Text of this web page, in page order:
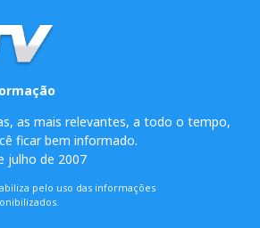
as mais relevantes, a todo o tempo,
ficar bem informado.
julho de 2007
pelo uso das informações